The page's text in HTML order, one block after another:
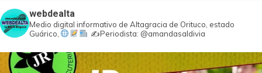
webdealta
Medio digital informativo de Altagracia de Orituco, estado
Guárico,
✍️Periodista: @amandasaldivia